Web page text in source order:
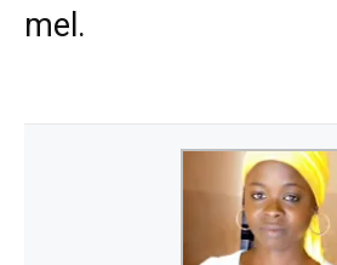
mel.